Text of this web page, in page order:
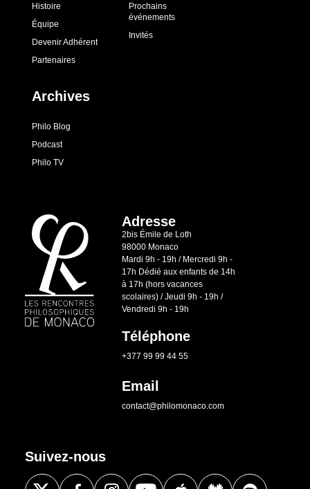
Histoire
Équipe
Devenir Adhérent
Partenaires
Prochains
événements
Invités
Archives
Philo Blog
Podcast
Philo TV
Adresse
2bis Émile de Loth
98000 Monaco
Mardi 9h - 19h / Mercredi 9h -
17h Dédié aux enfants de 14h
à 17h (hors vacances
scolaires) / Jeudi 9h - 19h /
Vendredi 9h - 19h
Téléphone
+377 99 99 44 55
Email
contact@philomonaco.com
Suivez-nous